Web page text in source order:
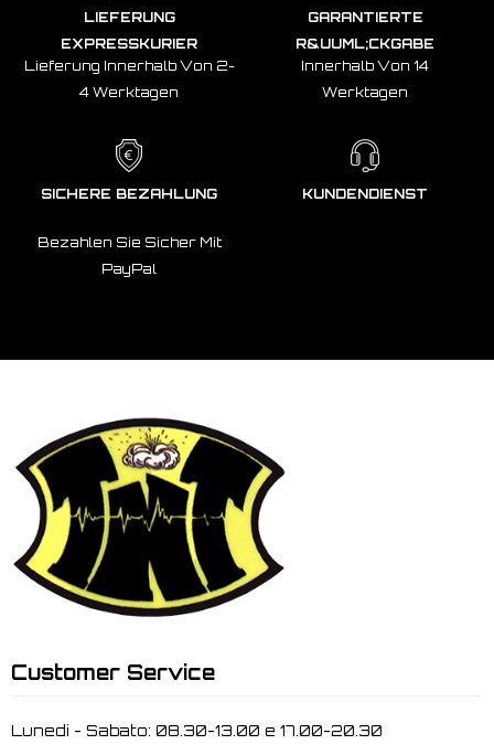
LIEFERUNG
EXPRESSKURIER
Lieferung Innerhalb Von 2-
4 Werktagen
GARANTIERTE
R&UUML;CKGABE
Innerhalb Von 14
Werktagen
SICHERE BEZAHLUNG
Bezahlen Sie Sicher Mit
PayPal
KUNDENDIENST
Customer Service
Lunedi - Sabato: 08.30-13.00 e 17.00-20.30